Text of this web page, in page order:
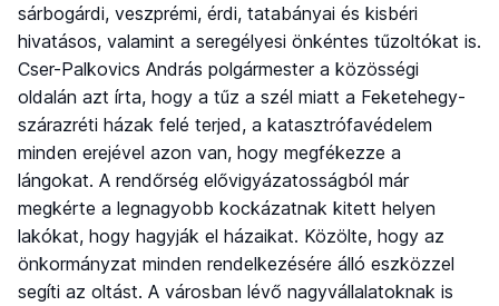
sárbogárdi, veszprémi, érdi, tatabányai és kisbéri
hivatásos, valamint a seregélyesi önkéntes tűzoltókat is.
Cser-Palkovics András polgármester a közösségi
oldalán azt írta, hogy a tűz a szél miatt a Feketehegy-
szárazréti házak felé terjed, a katasztrófavédelem
minden erejével azon van, hogy megfékezze a
lángokat. A rendőrség elővigyázatosságból már
megkérte a legnagyobb kockázatnak kitett helyen
lakókat, hogy hagyják el házaikat. Közölte, hogy az
önkormányzat minden rendelkezésére álló eszközzel
segíti az oltást. A városban lévő nagyvállalatoknak is